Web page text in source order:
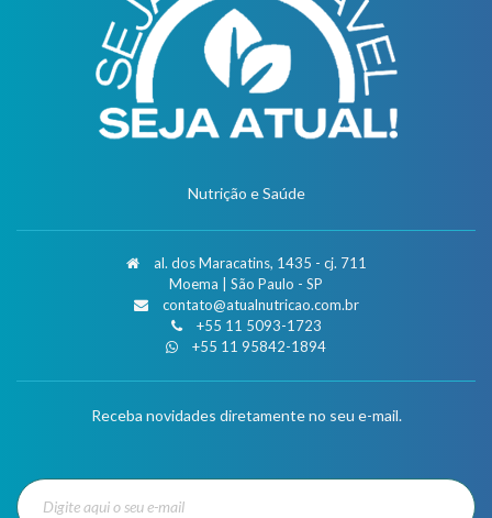
Nutrição e Saúde
al. dos Maracatins, 1435 - cj. 711
Moema | São Paulo - SP
contato@atualnutricao.com.br
+55 11 5093-1723
+55 11 95842-1894
Receba novidades diretamente no seu e-mail.